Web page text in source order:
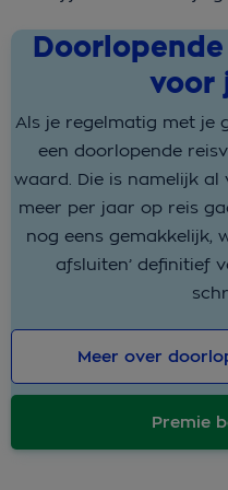
voor
Als je regelmatig met je
een doorlopende
waard. Die is namelijk al
meer per jaar op reis
nog eens gemakkelijk,
afsluiten’ definitief
Meer over
Premie